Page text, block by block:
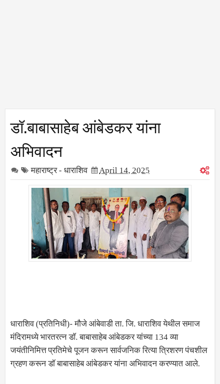
डॉ.बाबासाहेब आंबेडकर यांना
अभिवादन
महाराष्ट्र - धाराशिव April 14, 2025
धाराशिव (प्रतिनिधी)- मौजे आंबेवाडी ता. जि. धाराशिव येथील समाज
मंदिरामध्ये भारतरत्न डॉ. बाबासाहेब आंबेडकर यांच्या 134 व्या
जयंतीनिमित्त प्रतिमेचे पूजन करून सार्वजनिक रित्या त्रिशरण पंचशील
ग्रहण करून डॉ बाबासाहेब आंबेडकर यांना अभिवादन करण्यात आले.